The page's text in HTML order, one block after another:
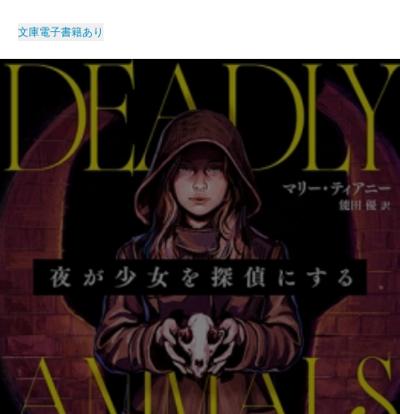
文庫電子書籍あり